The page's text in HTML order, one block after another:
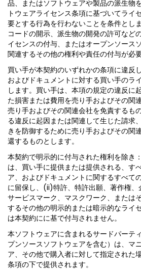
品、またはソフトウェアや製品の派生物
トウェアライセンス条項に基づいてライ
要とする行為を行わないことを条件とし
コードの開示、派生物の開発の許可など
イセンスの付与、またはオープンソース
関連するその他の権利や責任の付与が必要
買い手が本契約のいずれかの条項に違反
およびドキュメントに対する買い手のラ
します。買い手は、本項の規定の違反に
た損害または費用を売り手およびその関
売り手およびその関連会社を免責するも
る違反に起因または関連して生じた請求
きを防御するために売り手およびその関
還するものとします。
本契約で明示的に付与された権利を除き
は、買い手に提供または提供される、す
ア、およびドキュメントに関するすべて
に留保し、(ii)特許、特許出願、著作権、
サービスマーク、マスクワーク、または
するその他の明示的または暗示的なライ
は本契約にに基で付与されません。
本ソフトウェアに含まれるサードパーテ
プンソースソフトウェアを含む）は、マ
ア、その他で購入者に対して指定された
条項の下で提供されます。